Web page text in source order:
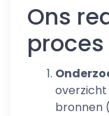
Ons
proces
bronnen